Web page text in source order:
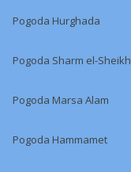
Pogoda Hurghada
Pogoda Sharm el-Sheikh
Pogoda Marsa Alam
Pogoda Hammamet